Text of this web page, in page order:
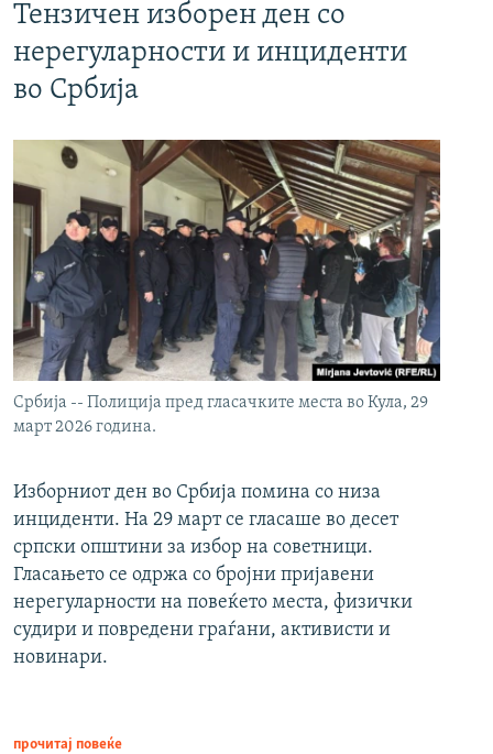
Тензичен изборен ден со
нерегуларности и инциденти
во Србија
Србија -- Полиција пред гласачките места во Кула, 29
март 2026 година.
Изборниот ден во Србија помина со низа
инциденти. На 29 март се гласаше во десет
српски општини за избор на советници.
Гласањето се одржа со бројни пријавени
нерегуларности на повеќето места, физички
судири и повредени граѓани, активисти и
новинари.
прочитај повеќе